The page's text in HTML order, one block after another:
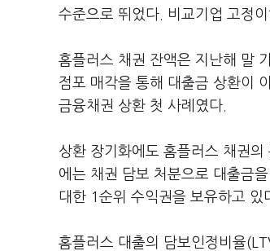
수준으로 뛰었다. 비교기업 고정
홈플러스 채권 잔액은 지난해 말
점포 매각을 통해 대출금 상환이
금융채권 상환 첫 사례였다.
상환 장기화에도 홈플러스 채권
에는 채권 담보 처분으로 대출금
대한 1순위 수익권을 보유하고 있
홈플러스 대출의 담보인정비율